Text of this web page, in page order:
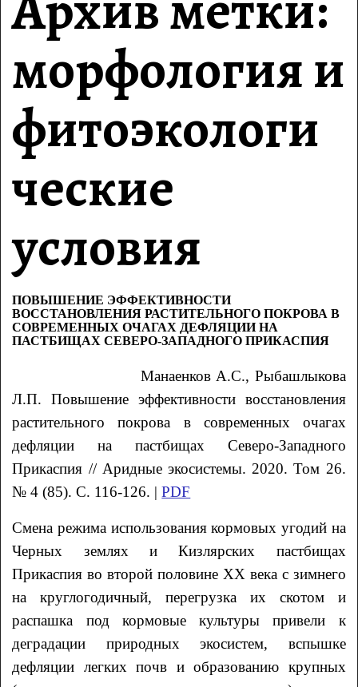
морфология и
фитоэкологи
ческие
условия
ПОВЫШЕНИЕ ЭФФЕКТИВНОСТИ
ВОССТАНОВЛЕНИЯ РАСТИТЕЛЬНОГО ПОКРОВА В
СОВРЕМЕННЫХ ОЧАГАХ ДЕФЛЯЦИИ НА
ПАСТБИЩАХ СЕВЕРО-ЗАПАДНОГО ПРИКАСПИЯ
Манаенков А.С., Рыбашлыкова
Л.П.Повышение эффективности восстановления
растительного покрова в современных очагах
дефляции на пастбищах Северо-Западного
Прикаспия // Аридные экосистемы. 2020. Том 26.
№ 4 (85). С. 116-126. |PDF
Смена режима использования кормовых угодий на
Черных землях и Кизлярских пастбищах
Прикаспия во второй половине ХХ века с зимнего
на круглогодичный, перегрузка их скотом и
распашка под кормовые культуры привели к
деградации природных экосистем, вспышке
дефляции легких почв и образованию крупных